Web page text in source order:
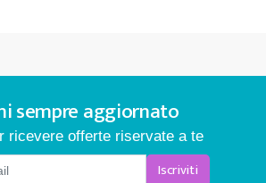
sempre aggiornato
ricevere offerte riservate a te
Iscriviti